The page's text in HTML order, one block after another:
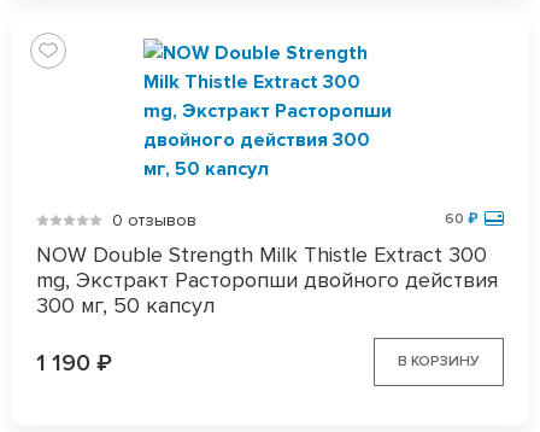
0 отзывов 60 ₽
NOW Double Strength Milk Thistle Extract 300
mg, Экстракт Расторопши двойного действия
300 мг, 50 капсул
1 190 ₽ В КОРЗИНУ